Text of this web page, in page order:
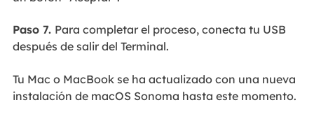
Paso 7. Para completar el proceso, conecta tu USB
después de salir del Terminal.
Tu Mac o MacBook se ha actualizado con una nueva
instalación de macOS Sonoma hasta este momento.